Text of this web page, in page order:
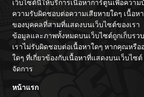
เว็บไซต์นี้ให้บริการเนื้อหาการ์ตูนเพื่อควา
ความรับผิดชอบต่อความเสียหายใดๆ เนื้อ
ของบุคคลที่สามที่แสดงบนเว็บไซต์ของเรา
ข้อมูลและภาพทั้งหมดบนเว็บไซต์ถูกเก็บรว
เราไม่รับผิดชอบต่อเนื้อหาใดๆ หากคุณหรื
ใดๆ ที่เกี่ยวข้องกับเนื้อหาที่แสดงบนเว็บไซ
จัดการ
หน้าแรก